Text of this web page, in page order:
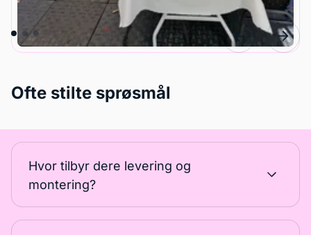
Ofte stilte sprøsmål
Hvor tilbyr dere levering og
montering?